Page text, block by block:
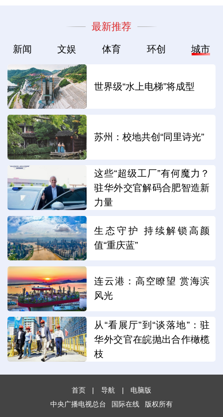
最新推荐
新闻 文娱 体育 环创 城市
世界级“水上电梯”将成型
苏州：校地共创“同里诗光”
这些“超级工厂”有何魔力？
驻华外交官解码合肥智造新
力量
生态守护 持续解锁高颜
值“重庆蓝”
连云港：高空瞭望 赏海滨
风光
从“看展厅”到“谈落地”：驻
华外交官在皖抛出合作橄榄
枝
首页 | 导航 |
电脑版
中央广播电视总台
国际在线 版权所有